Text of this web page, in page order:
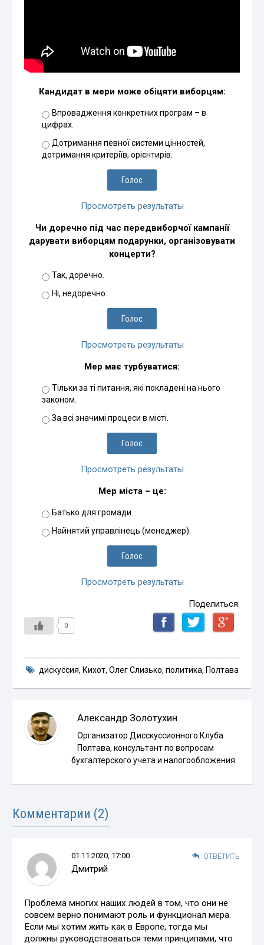
Кандидат в мери може обіцяти виборцям:
Впровадження конкретних програм – в
цифрах.
Дотримання певної системи цінностей,
дотримання критеріїв, орієнтирів.
Просмотреть результаты
Чи доречно під час передвиборчої кампанії
дарувати виборцям подарунки, організовувати
концерти?
Так, доречно.
Ні, недоречно.
Просмотреть результаты
Мер має турбуватися:
Тільки за ті питання, які покладені на нього
законом.
За всі значимі процеси в місті.
Просмотреть результаты
Мер міста – це:
Батько для громади.
Найнятий управлінець (менеджер).
Просмотреть результаты
Поделиться:
0
дискуссия, Кихот, Олег Слизько, политика, Полтава
Александр Золотухин
Организатор Дисскуссионного Клуба
Полтава, консультант по вопросам
бухгалтерского учёта и налогообложения
Комментарии (2)
ОТВЕТИТЬ
01.11.2020, 17:00
Дмитрий
Проблема многих наших людей в том, что они не
совсем верно понимают роль и функционал мера.
Если мы хотим жить как в Европе, тогда мы
должны руководствоваться теми принципами, что